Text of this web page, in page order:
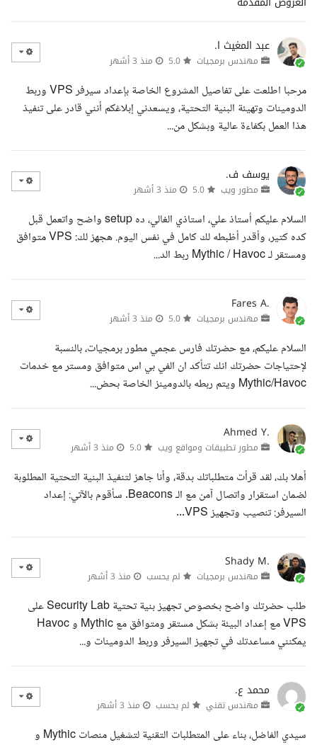
عبد المغيث ا.
مهندس برمجيات منذ 3 أشهر
مرحبا اطلعت على تفاصيل المشروع الخاصة بإعداد سيرفر VPS وربط
الدومينات وتهيئة البنية التحتية، ويسعدني إبلاغكم أنني قادر على تنفيذ
هذا العمل بكفاءة عالية وبشكل من...
يوسف ف.
مطور ويب منذ 3 أشهر
السلام عليكم أستاذ علي، استاذي الغالي، ده setup واضح واتعمل قبل
كده كتير، وأقدر أظبطه لك كامل في نفس اليوم. هجهز لك: VPS متوافق
ومستقر لـ Mythic / Havoc ربط الد...
Fares A.
مهندس برمجيات منذ 3 أشهر
السلام عليكم، مع حضرتك فارس عجمي مطور برمجيات، بالنسبة
لإحتياجات حضرتك انك تتأكد ان الفي بي اس متوافق ومستر مع خدمات
Mythic/Havoc ويتم ربطه بالدومينز الخاصة بحض...
Ahmed Y.
مطور تطبيقات ومواقع ويب منذ 3 أشهر
أهلا بك، لقد قرأت متطلباتك بدقة، وأنا جاهز لتنفيذ البنية التحتية المطلوبة
لضمان استقرار واتصال آمن مع الـ Beacons. سأقوم بالآتي: إعداد
السيرفر: تنصيب وتجهيز VPS...
Shady M.
مهندس برمجيات لم يحسب منذ 3 أشهر
طلب حضرتك واضح بخصوص تجهيز بنية تحتية Security Lab على
VPS مع إعداد البيئة بشكل مستقر ومتوافق مع Mythic و Havoc
يمكنني مساعدتك في تجهيز السيرفر وربط الدومينات و...
محمد ع.
مهندس تقني لم يحسب منذ 3 أشهر
سيدي الفاضل، بناء على المتطلبات التقنية لتشغيل منصات Mythic و